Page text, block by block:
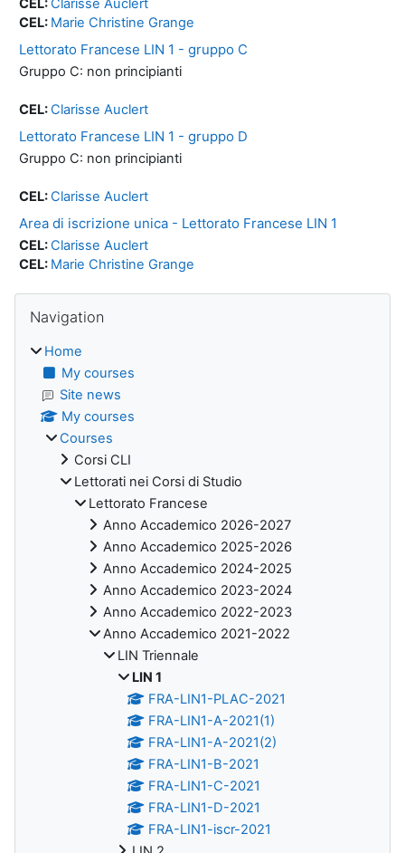
CEL:Clarisse Auclert
CEL: Marie Christine Grange
Lettorato Francese LIN 1 - gruppo C
Gruppo C: non principianti
CEL:Clarisse Auclert
Lettorato Francese LIN 1 - gruppo D
Gruppo C: non principianti
CEL:Clarisse Auclert
Area di iscrizione unica - Lettorato Francese LIN 1
CEL:Clarisse Auclert
CEL: Marie Christine Grange
Blocks
Navigation
Home
My courses
Site news
My courses
Courses
Corsi CLI
Lettorati nei Corsi di Studio
Lettorato Francese
Anno Accademico 2026-2027
Anno Accademico 2025-2026
Anno Accademico 2024-2025
Anno Accademico 2023-2024
Anno Accademico 2022-2023
Anno Accademico 2021-2022
LIN Triennale
LIN 1
FRA-LIN1-PLAC-2021
FRA-LIN1-A-2021(1)
FRA-LIN1-A-2021(2)
FRA-LIN1-B-2021
FRA-LIN1-C-2021
FRA-LIN1-D-2021
FRA-LIN1-iscr-2021